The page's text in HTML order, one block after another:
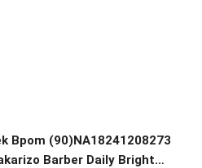
Bpom (90)NA18241208273
Barber Daily Bright